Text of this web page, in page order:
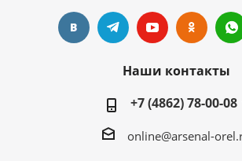
Наши контакты
+7 (4862) 78-00-08
online@arsenal-